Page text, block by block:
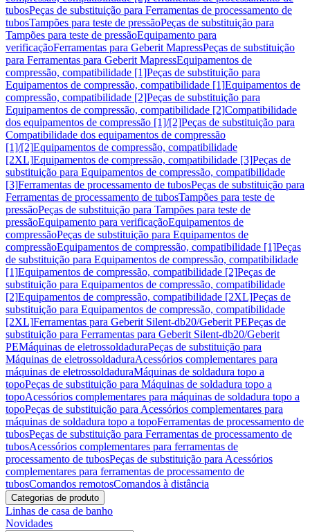
tubosPeças de substituição para Ferramentas de processamento de
tubosTampões para teste de pressãoPeças de substituição para
Tampões para teste de pressãoEquipamento para
verificaçãoFerramentas para Geberit MapressPeças de substituição
para Ferramentas para Geberit MapressEquipamentos de
compressão, compatibilidade [1]Peças de substituição para
Equipamentos de compressão, compatibilidade [1]Equipamentos de
compressão, compatibilidade [2]Peças de substituição para
Equipamentos de compressão, compatibilidade [2]Compatibilidade
dos equipamentos de compressão [1]/[2]Peças de substituição para
Compatibilidade dos equipamentos de compressão
[1]/[2]Equipamentos de compressão, compatibilidade
[2XL]Equipamentos de compressão, compatibilidade [3]Peças de
substituição para Equipamentos de compressão, compatibilidade
[3]Ferramentas de processamento de tubosPeças de substituição para
Ferramentas de processamento de tubosTampões para teste de
pressãoPeças de substituição para Tampões para teste de
pressãoEquipamento para verificaçãoEquipamentos de
compressãoPeças de substituição para Equipamentos de
compressãoEquipamentos de compressão, compatibilidade [1]Peças
de substituição para Equipamentos de compressão, compatibilidade
[1]Equipamentos de compressão, compatibilidade [2]Peças de
substituição para Equipamentos de compressão, compatibilidade
[2]Equipamentos de compressão, compatibilidade [2XL]Peças de
substituição para Equipamentos de compressão, compatibilidade
[2XL]Ferramentas para Geberit Silent-db20/Geberit PEPeças de
substituição para Ferramentas para Geberit Silent-db20/Geberit
PEMáquinas de eletrossoldaduraPeças de substituição para
Máquinas de eletrossoldaduraAcessórios complementares para
máquinas de eletrossoldaduraMáquinas de soldadura topo a
topoPeças de substituição para Máquinas de soldadura topo a
topoAcessórios complementares para máquinas de soldadura topo a
topoPeças de substituição para Acessórios complementares para
máquinas de soldadura topo a topoFerramentas de processamento de
tubosPeças de substituição para Ferramentas de processamento de
tubosAcessórios complementares para ferramentas de
processamento de tubosPeças de substituição para Acessórios
complementares para ferramentas de processamento de
tubosComandos remotosComandos à distância
Categorias de produto
Linhas de casa de banho
Novidades